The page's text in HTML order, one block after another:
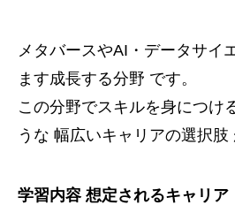
メタバースやAI・データサイ
ます成長する分野 です。
この分野でスキルを身につけ
うな 幅広いキャリアの選択肢
学習内容 想定されるキャリア